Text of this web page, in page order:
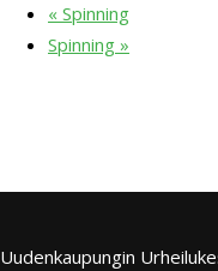
« Spinning
Spinning »
Uudenkaupungin